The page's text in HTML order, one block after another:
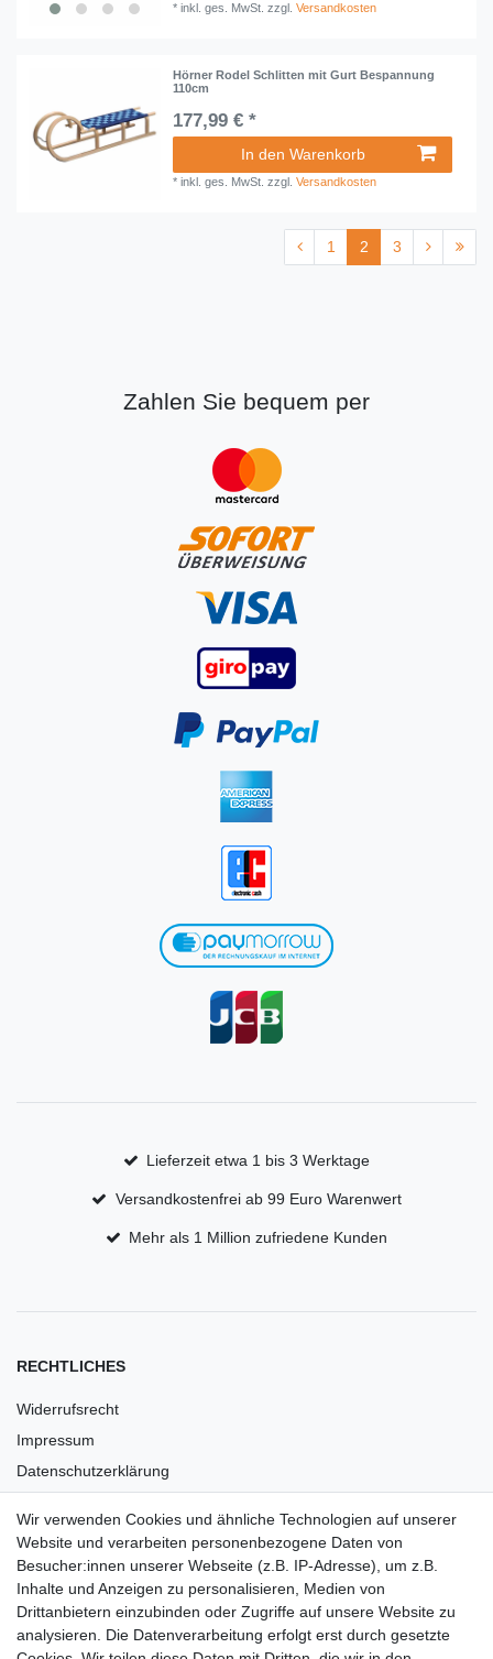
*inkl. ges. MwSt. zzgl.Versandkosten
Hörner Rodel Schlitten mit Gurt Bespannung
110cm
177,99 € *
In den Warenkorb
*inkl. ges. MwSt. zzgl.Versandkosten
1 2 3
Zahlen Sie bequem per
Lieferzeit etwa 1 bis 3 Werktage
Versandkostenfrei ab 99 Euro Warenwert
Mehr als 1 Million zufriedene Kunden
RECHTLICHES
Widerrufsrecht
Impressum
Datenschutzerklärung
Barrierefreiheit
Anleitungen
Vertrag widerrufen
Wir verwenden Cookies und ähnliche Technologien auf unserer
Website und verarbeiten personenbezogene Daten von
Besucher:innen unserer Webseite (z.B. IP-Adresse), um z.B.
Inhalte und Anzeigen zu personalisieren, Medien von
Drittanbietern einzubinden oder Zugriffe auf unsere Website zu
analysieren. Die Datenverarbeitung erfolgt erst durch gesetzte